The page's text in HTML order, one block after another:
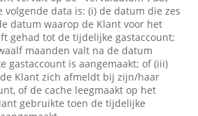
volgende data is: (i) de datum die zes
datum waarop de Klant voor het
gehad tot de tijdelijke gastaccount;
maanden valt na de datum
gastaccount is aangemaakt; of (iii)
Klant zich afmeldt bij zijn/haar
of de cache leegmaakt op het
gebruikte toen de tijdelijke